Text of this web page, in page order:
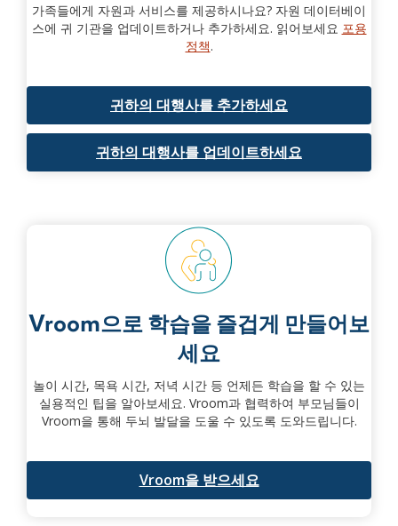
가족들에게 자원과 서비스를 제공하시나요? 자원 데이터베이
스에 귀 기관을 업데이트하거나 추가하세요. 읽어보세요 포용
정책.
귀하의 대행사를 추가하세요
귀하의 대행사를 업데이트하세요
Vroom으로 학습을 즐겁게 만들어보
세요
놀이 시간, 목욕 시간, 저녁 시간 등 언제든 학습을 할 수 있는
실용적인 팁을 알아보세요. Vroom과 협력하여 부모님들이
Vroom을 통해 두뇌 발달을 도울 수 있도록 도와드립니다.
Vroom을 받으세요